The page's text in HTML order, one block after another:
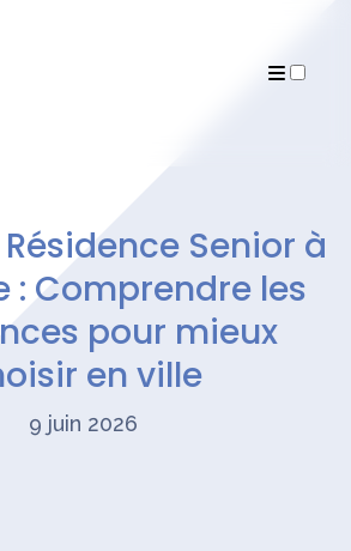
Résidence Senior à
: Comprendre les
pour mieux
en ville
9 juin 2026